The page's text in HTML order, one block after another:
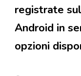
registrate
Android in
opzioni